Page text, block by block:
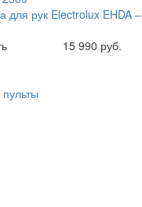
для рук Electrolux EHDA –
15 990 руб.